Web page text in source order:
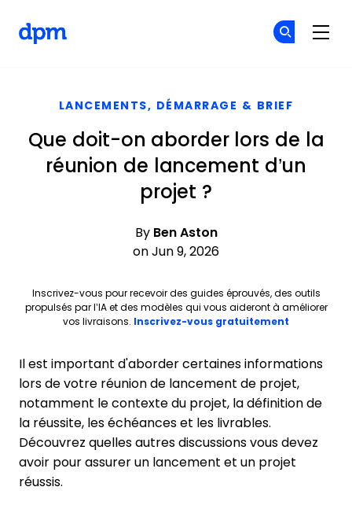
LANCEMENTS, DÉMARRAGE & BRIEF
Que doit-on aborder lors de la
réunion de lancement d’un
projet ?
By Ben Aston
on Jun 9, 2026
Inscrivez-vous pour recevoir des guides éprouvés, des outils
propulsés par l’IA et des modèles qui vous aideront à améliorer
vos livraisons. Inscrivez-vous gratuitement
Il est important d'aborder certaines informations
lors de votre réunion de lancement de projet,
notamment le contexte du projet, la définition de
la réussite, les échéances et les livrables.
Découvrez quelles autres discussions vous devez
avoir pour assurer un lancement et un projet
réussis.